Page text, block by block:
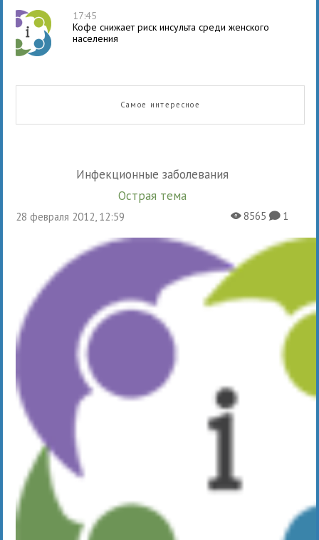
17:45
Кофе снижает риск инсульта среди женского
населения
Самое интересное
Инфекционные заболевания
Острая тема
28 февраля 2012, 12:59 X8565K1